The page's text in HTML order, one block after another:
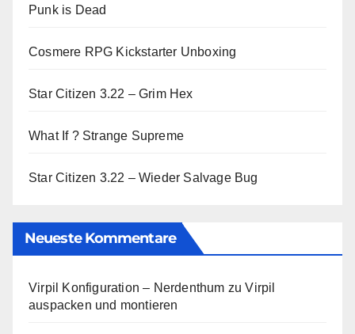
Punk is Dead
Cosmere RPG Kickstarter Unboxing
Star Citizen 3.22 – Grim Hex
What If ? Strange Supreme
Star Citizen 3.22 – Wieder Salvage Bug
Neueste Kommentare
Virpil Konfiguration – Nerdenthum zuVirpil
auspacken und montieren